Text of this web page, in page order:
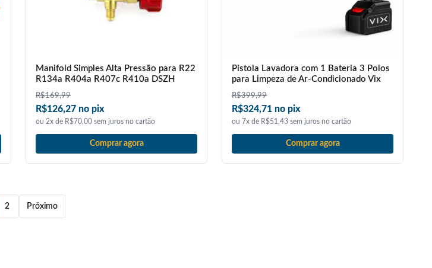
Manifold Simples Alta Pressão para R22
R134a R404a R407c R410a DSZH
R$169,99
R$126,27 no pix
ou 2x de R$70,00 sem juros no cartão
Comprar agora
Pistola Lavadora com 1 Bateria 3 Polos
para Limpeza de Ar-Condicionado Vix
R$399,99
R$324,71 no pix
ou 7x de R$51,43 sem juros no cartão
Comprar agora
2 Próximo